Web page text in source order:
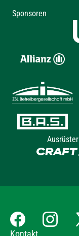
Sponsoren
Ausrüster
Kontakt